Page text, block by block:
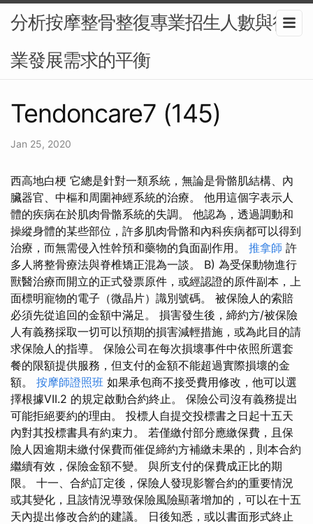
分析按摩整骨整復專業招生人數與行
業發展需求的平衡
Tendoncare7 (145)
Jan 25, 2020
西高地白梗 它總是針對一類系統，無論是骨骼肌結構、內
臟器官、中樞和周圍神經系統的治療。 他用這個字表示人
體的疾病在於肌肉骨骼系統的失調。 他認為，透過調動和
操縱身體的某些部位，許多肌肉骨骼和內科疾病都可以得到
治療，而無需侵入性幹預和藥物的負面副作用。 推拿師 許
多人將整骨療法與脊椎矯正混為一談。 B) 為受保動物進行
獸醫治療而開立的正式發票原件，或經認證的原件副本，上
面標明寵物的電子（微晶片）識別號碼。 被保險人的索賠
必須先從追回的金額中滿足。 損害發生後，締約方/被保險
人有義務採取一切可以預期的損害減輕措施，或為此目的請
求保險人的指導。 保險公司在每次損壞事件中依照所選套
餐的限額提供服務，但支付的金額不能超過實際損壞的金
額。 按摩師證照班 如果承包商不接受費用修改，他可以選
擇根據VII.2 的規定啟動合約終止。 保險公司沒有義務提出
可能拒絕要約的理由。 投標人自提交投標書之日起十五天
內對其投標書具有約束力。 若僅繳付部分應繳保費，且保
險人因逾期未繳付保費而催促締約方補繳未果的，則本合約
繼續有效，保險金額不變。 與所支付的保費成正比的期
限。 十一、合約訂定後，保險人發現影響合約的重要情況
或其變化，且該情況導致保險風險顯著增加的，可以在十五
天內提出修改合約的建議。 日後知悉，或以書面形式終止